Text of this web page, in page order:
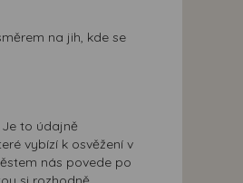
na jih, kde se
to údajně
vybízí k osvěžení v
nás povede po